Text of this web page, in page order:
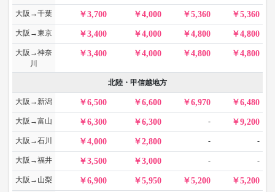
大阪→千葉 3,700 4,000 5,360 5,360
大阪→東京 3,400 4,000 4,800 4,800
大阪→神奈
川
3,400 4,000 4,800 4,800
北陸・甲信越地方
大阪→新潟 6,500 6,600 6,970 6,480
大阪→富山 6,300 6,300 - 9,200
大阪→石川 4,000 2,800 - -
大阪→福井 3,500 3,000 - -
大阪→山梨 6,900 5,950 5,200 5,200